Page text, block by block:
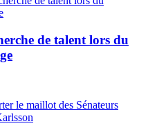
de talent lors du